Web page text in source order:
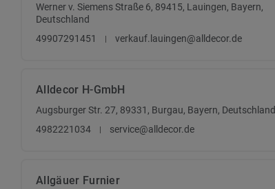
Werner v. Siemens Straße 6, 89415, Lauingen, Bayern,
Deutschland
49907291451
verkauf.lauingen@alldecor.de
Alldecor H-GmbH
Augsburger Str. 27, 89331, Burgau, Bayern, Deutschland
4982221034
service@alldecor.de
Allgäuer Furnier